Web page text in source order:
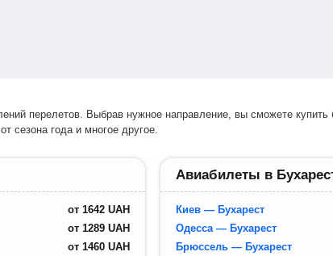
сезона года и многое другое.
от 1642 UAH
от 1289 UAH
от 1460 UAH
Авиабилеты в
Киев — Бухарест
Одесса — Бухарест
Брюссель — Бухарест